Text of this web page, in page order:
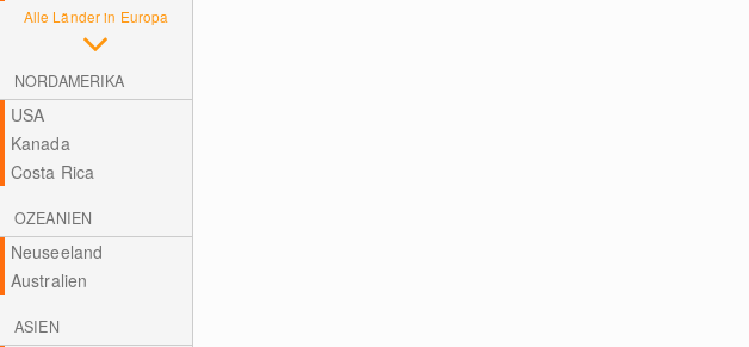
Alle Länder in Europa
NORDAMERIKA
USA
Kanada
Costa Rica
OZEANIEN
Neuseeland
Australien
ASIEN